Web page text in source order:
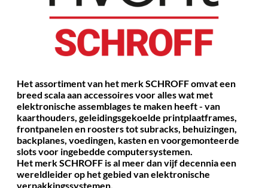
Het assortiment van het merk SCHROFF omvat een
breed scala aan accessoires voor alles wat met
elektronische assemblages te maken heeft - van
kaarthouders, geleidingsgekoelde printplaatframes,
frontpanelen en roosters tot subracks, behuizingen,
backplanes, voedingen, kasten en voorgemonteerde
slots voor ingebedde computersystemen.
Het merk SCHROFF is al meer dan vijf decennia een
wereldleider op het gebied van elektronische
verpakkingssystemen.